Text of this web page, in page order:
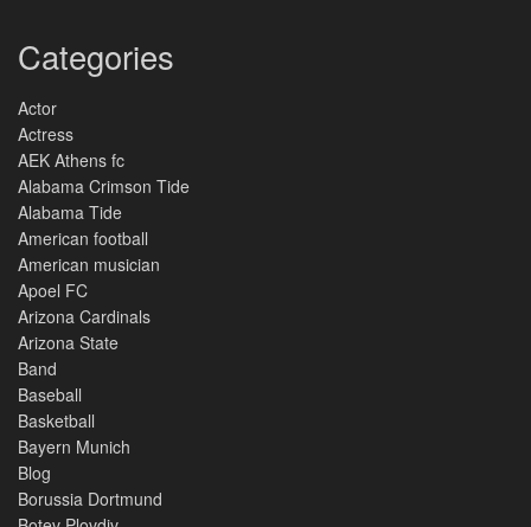
Categories
Actor
Actress
AEK Athens fc
Alabama Crimson Tide
Alabama Tide
American football
American musician
Apoel FC
Arizona Cardinals
Arizona State
Band
Baseball
Basketball
Bayern Munich
Blog
Borussia Dortmund